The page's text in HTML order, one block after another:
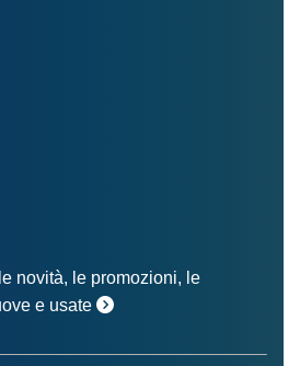
novità, le promozioni, le
e usate